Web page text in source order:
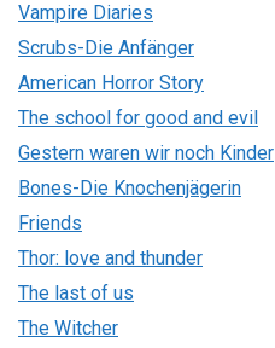
Vampire Diaries
Scrubs-Die Anfänger
American Horror Story
The school for good and evil
Gestern waren wir noch Kinder
Bones-Die Knochenjägerin
Friends
Thor: love and thunder
The last of us
The Witcher